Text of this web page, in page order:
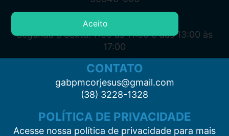
ATENDIMENTO
Segunda à Sexta: 7:00 às 11:00 e das 13:00 às
17:00
CONTATO
gabpmcorjesus@gmail.com
(38) 3228-1328
POLÍTICA DE PRIVACIDADE
Acesse nossa política de privacidade para mais
Aceito